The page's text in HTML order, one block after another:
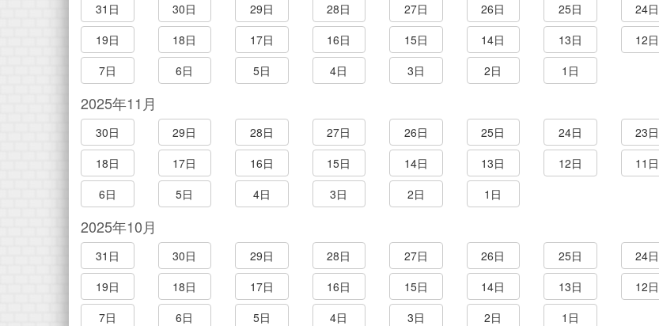
31日 30日 29日 28日 27日 26日 25日 24日
19日
18日 17日 16日 15日 14日 13日 12日
7日
6日 5日 4日 3日 2日 1日
2025年11月
30日 29日 28日 27日 26日 25日 24日 23日
18日
17日 16日 15日 14日 13日 12日 11日
6日
5日 4日 3日 2日 1日
2025年10月
31日 30日 29日 28日 27日 26日 25日 24日
19日
18日 17日 16日 15日 14日 13日 12日
7日
6日 5日 4日 3日 2日 1日